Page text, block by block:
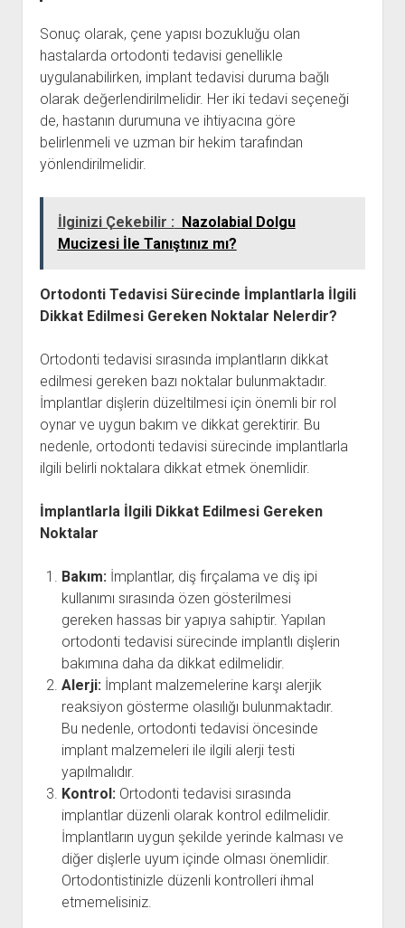
Sonuç olarak, çene yapısı bozukluğu olan
hastalarda ortodonti tedavisi genellikle
uygulanabilirken, implant tedavisi duruma bağlı
olarak değerlendirilmelidir. Her iki tedavi seçeneği
de, hastanın durumuna ve ihtiyacına göre
belirlenmeli ve uzman bir hekim tarafından
yönlendirilmelidir.
İlginizi Çekebilir : Nazolabial Dolgu
Mucizesi İle Tanıştınız mı?
Ortodonti Tedavisi Sürecinde İmplantlarla İlgili
Dikkat Edilmesi Gereken Noktalar Nelerdir?
Ortodonti tedavisi sırasında implantların dikkat
edilmesi gereken bazı noktalar bulunmaktadır.
İmplantlar dişlerin düzeltilmesi için önemli bir rol
oynar ve uygun bakım ve dikkat gerektirir. Bu
nedenle, ortodonti tedavisi sürecinde implantlarla
ilgili belirli noktalara dikkat etmek önemlidir.
İmplantlarla İlgili Dikkat Edilmesi Gereken
Noktalar
Bakım: İmplantlar, diş fırçalama ve diş ipi
kullanımı sırasında özen gösterilmesi
gereken hassas bir yapıya sahiptir. Yapılan
ortodonti tedavisi sürecinde implantlı dişlerin
bakımına daha da dikkat edilmelidir.
Alerji: İmplant malzemelerine karşı alerjik
reaksiyon gösterme olasılığı bulunmaktadır.
Bu nedenle, ortodonti tedavisi öncesinde
implant malzemeleri ile ilgili alerji testi
yapılmalıdır.
Kontrol: Ortodonti tedavisi sırasında
implantlar düzenli olarak kontrol edilmelidir.
İmplantların uygun şekilde yerinde kalması ve
diğer dişlerle uyum içinde olması önemlidir.
Ortodontistinizle düzenli kontrolleri ihmal
etmemelisiniz.